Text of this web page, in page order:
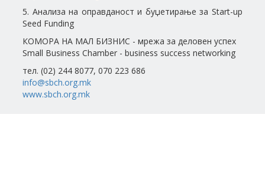
5. Анализа на оправданост и буџетирање за Start-up
Seed Funding
КОМОРА НА МАЛ БИЗНИС - мрежа за деловен успех
Small Business Chamber - business success networking
тел. (02) 244 8077, 070 223 686
info@sbch.org.mk
www.sbch.org.mk